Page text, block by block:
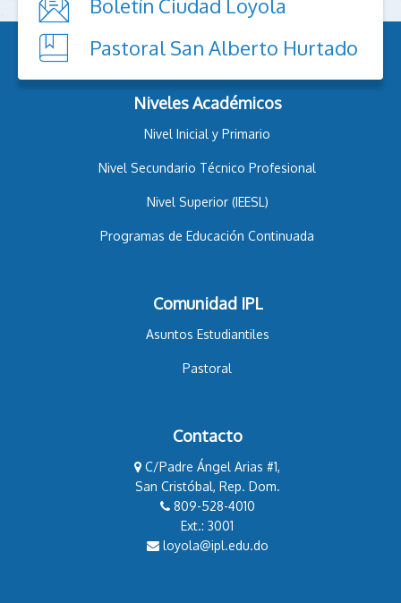
Boletín Ciudad Loyola
Pastoral San Alberto Hurtado
Niveles Académicos
Nivel Inicial y Primario
Nivel Secundario Técnico Profesional
Nivel Superior (IEESL)
Programas de Educación Continuada
Comunidad IPL
Asuntos Estudiantiles
Pastoral
Contacto
C/Padre Ángel Arias #1,
San Cristóbal, Rep. Dom.
809-528-4010
Ext.: 3001
loyola@ipl.edu.do